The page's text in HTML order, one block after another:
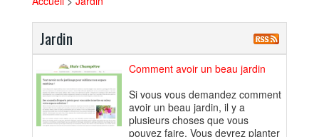
Jardin
Comment avoir un beau jardin
Si vous vous demandez comment
avoir un beau jardin, il y a
plusieurs choses que vous
pouvez faire. Vous devrez planter